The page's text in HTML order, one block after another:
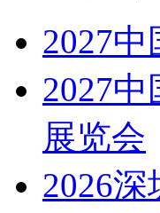
2027
2027
展览会
2026